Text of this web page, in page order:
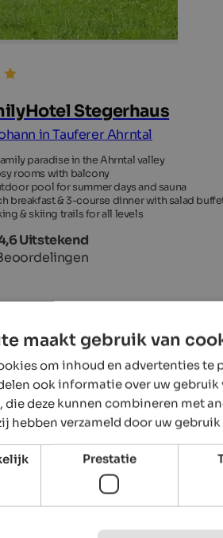
Stegerhaus
in Tauferer Ahrntal
paradise in the Ahrntal valley
rooms with balcony
pool for summer days and sauna
breakfast & 3-course dinner with salad
& skiing trails for all levels
Uitstekend
maakt gebruik van
om inhoud en advertenties te
ook informatie over uw
die deze kunnen combineren met
hebben verzameld door uw
Prestatie